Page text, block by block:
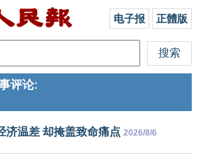
电子报 正體版
评论:
济温差 却掩盖致命痛点 2026/8/6